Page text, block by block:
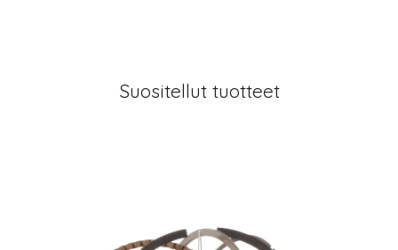
Suositellut tuotteet